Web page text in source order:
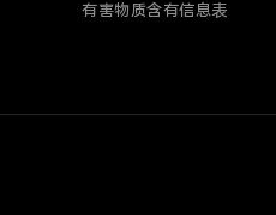
有害物质含有信息表